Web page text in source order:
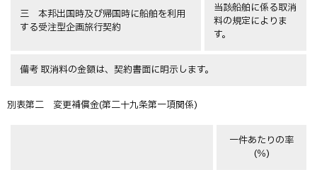
三 本邦出国時及び帰国時に船舶を利用
する受注型企画旅行契約
当該船舶に係る取消
料の規定によりま
す。
備考 取消料の金額は、契約書面に明示します。
別表第二 変更補償金(第二十九条第一項関係)
一件あたりの率
(％)